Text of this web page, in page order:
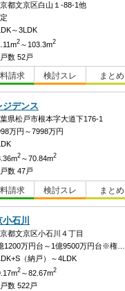
都文京区白山１-88-1他
～3LDK
2 ～103.3m2
数 52戸
請求 検討スレ まとめ
ジデンス
県松戸市根本字大道下176-1
万円～7998万円
2 ～70.84m2
数 47戸
請求 検討スレ まとめ
石川
都文京区小石川４丁目
1億1200万円台～1億9500万円台※権利金含む（予定）
（納戸）～4LDK
2 ～82.67m2
数 522戸